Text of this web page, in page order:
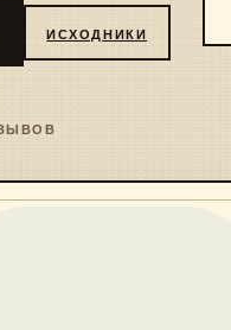
ИСХОДНИКИ